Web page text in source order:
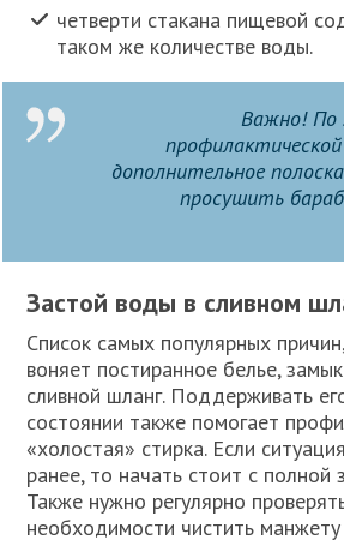
четверти стакана пищевой
таком же количестве воды.
Важно! По
дополнительное
просушить
Застой воды в сливном
Список самых популярных
воняет постиранное белье,
сливной шланг. Поддерживать
состоянии также помогает
«холостая» стирка. Если
ранее, то начать стоит с полной
Также нужно регулярно
необходимости чистить манжету